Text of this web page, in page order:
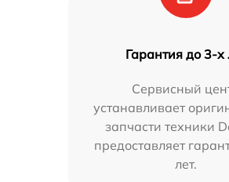
Гарантия до 3-х
Сервисный
устанавливает
запчасти техники
предоставляет
лет.